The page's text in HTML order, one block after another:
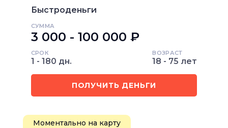
Быстроденьги
СУММА
3 000 - 100 000 ₽
СРОК
1 - 180 дн.
ВОЗРАСТ
18 - 75 лет
ПОЛУЧИТЬ ДЕНЬГИ
Моментально на карту